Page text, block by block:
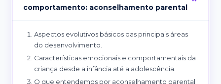
comportamento: aconselhamento parental
Aspectos evolutivos básicos das principais áreas
do desenvolvimento.
Características emocionais e comportamentais da
criança desde a infância até a adolescência.
O que entendemos por aconselhamento parental